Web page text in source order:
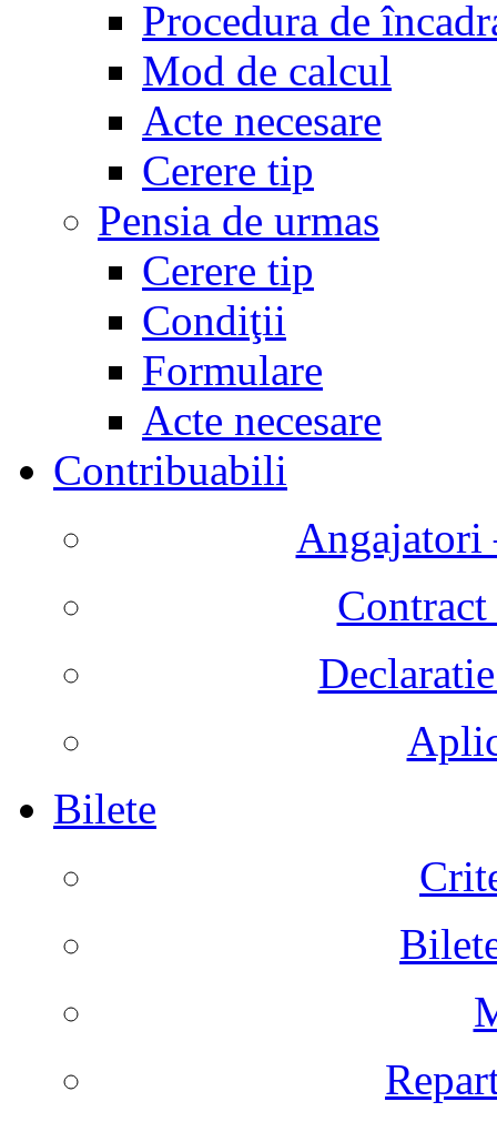
Procedura de
Mod de calcul
Acte necesare
Cerere tip
Pensia de urmas
Cerere tip
Condiţii
Formulare
Acte necesare
Contribuabili
Angajatori
Contract
Bilete